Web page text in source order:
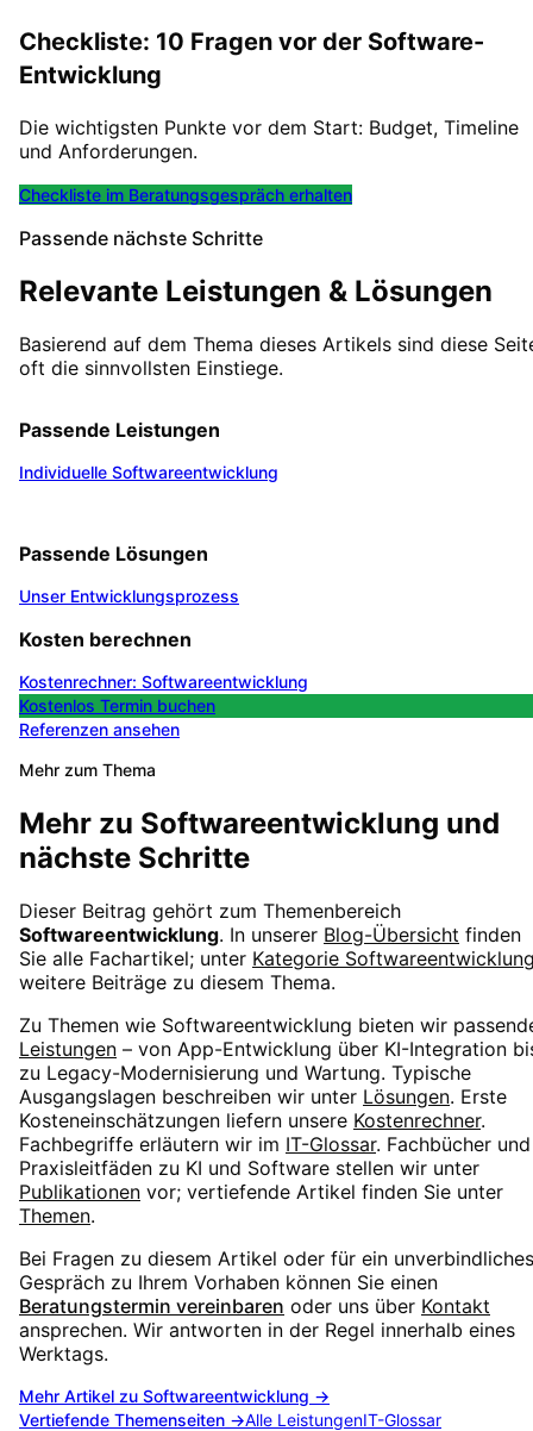
Checkliste: 10 Fragen vor der Software-
Entwicklung
Die wichtigsten Punkte vor dem Start: Budget, Timeline
und Anforderungen.
Checkliste im Beratungsgespräch erhalten
Passende nächste Schritte
Relevante Leistungen & Lösungen
Basierend auf dem Thema dieses Artikels sind diese
oft die sinnvollsten Einstiege.
Passende Leistungen
Individuelle Softwareentwicklung
Passende Lösungen
Unser Entwicklungsprozess
Kosten berechnen
Kostenrechner: Softwareentwicklung
Kostenlos Termin buchen
Referenzen ansehen
Mehr zum Thema
Mehr zu Softwareentwicklung und
nächste Schritte
Dieser Beitrag gehört zum Themenbereich
Softwareentwicklung. In unserer Blog-Übersicht finden
Sie alle Fachartikel; unter Kategorie
weitere Beiträge zu diesem Thema.
Zu Themen wie Softwareentwicklung bieten wir
Leistungen – von App-Entwicklung über KI-Integration
zu Legacy-Modernisierung und Wartung. Typische
Ausgangslagen beschreiben wir unter Lösungen. Erste
Kosteneinschätzungen liefern unsere Kostenrechner.
Fachbegriffe erläutern wir im IT-Glossar. Fachbücher und
Praxisleitfäden zu KI und Software stellen wir unter
Publikationen vor; vertiefende Artikel finden Sie unter
Themen.
Bei Fragen zu diesem Artikel oder für ein unverbindliches
Gespräch zu Ihrem Vorhaben können Sie einen
Beratungstermin vereinbaren oder uns über Kontakt
ansprechen. Wir antworten in der Regel innerhalb eines
Werktags.
Mehr Artikel zu Softwareentwicklung →
Vertiefende Themenseiten →Alle LeistungenIT-Glossar